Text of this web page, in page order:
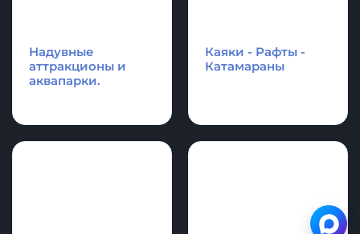
Аксессуары и
фурнитура для
лодки и SupBoard
Спасательное
оборудование